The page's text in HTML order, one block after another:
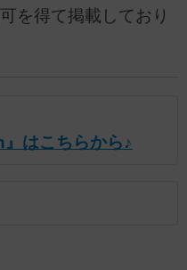
を得て掲載しており
はこちらから♪